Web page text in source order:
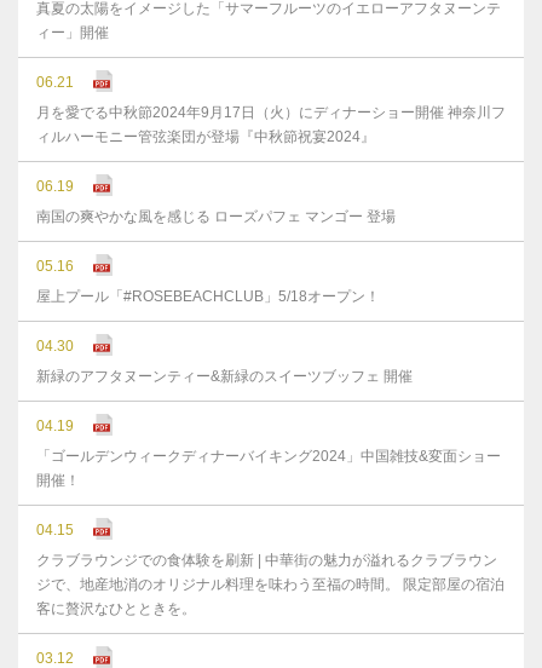
真夏の太陽をイメージした「サマーフルーツのイエローアフタヌーンテ
ィー」開催
06.21
月を愛でる中秋節2024年9月17日（火）にディナーショー開催 神奈川フ
ィルハーモニー管弦楽団が登場『中秋節祝宴2024』
06.19
南国の爽やかな風を感じる ローズパフェ マンゴー 登場
05.16
屋上プール「#ROSEBEACHCLUB」5/18オープン！
04.30
新緑のアフタヌーンティー&新緑のスイーツブッフェ 開催
04.19
「ゴールデンウィークディナーバイキング2024」中国雑技&変面ショー
開催！
04.15
クラブラウンジでの食体験を刷新 | 中華街の魅力が溢れるクラブラウン
ジで、地産地消のオリジナル料理を味わう至福の時間。 限定部屋の宿泊
客に贅沢なひとときを。
03.12